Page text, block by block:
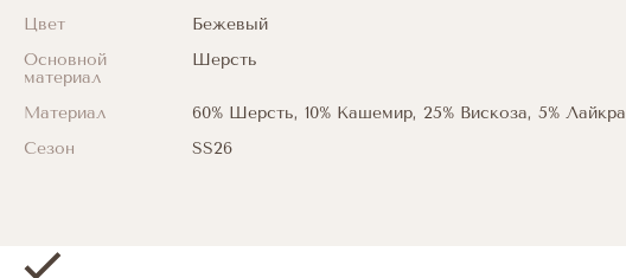
Цвет
Бежевый
Основной
материал
Шерсть
Материал
60% Шерсть, 10% Кашемир, 25% Вискоза, 5% Лайкра
Сезон
SS26